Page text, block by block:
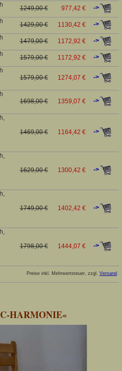
1249,00 € 977,42 €
->
1429,00 € 1130,42 €
->
1479,00 € 1172,92 €
->
1579,00 € 1172,92 €
->
1579,00 € 1274,07 € ->
1698,00 € 1359,07 € ->
1469,00 € 1164,42 € ->
1629,00 € 1300,42 € ->
1749,00 € 1402,42 € ->
1798,00 € 1444,07 € ->
Preise inkl. Mehrwertsteuer, zzgl. Versand
HARMONIE«